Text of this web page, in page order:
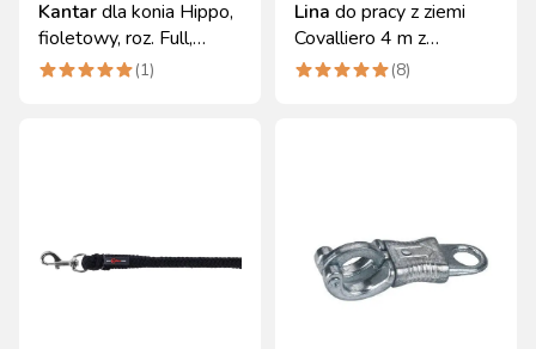
Kantardla konia Hippo,
fioletowy, roz. Full,
Covalliero
(1)
Lina do pracy z ziemi
Covalliero 4 m z
zapięciem Bull-Snap
(8)